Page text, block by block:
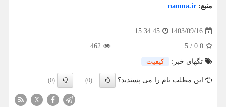
منبع: namna.ir
1403/09/16
15:34:45
0.0
/
5
462
تگهای خبر:
كیفیت
این مطلب نام را می پسندید؟ (0)
(0)
X